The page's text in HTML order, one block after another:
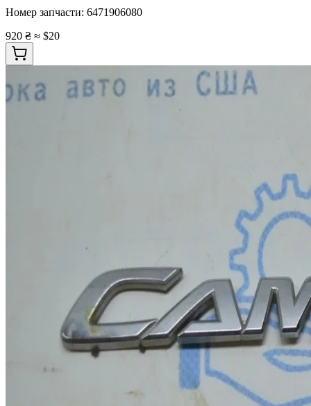
Номер запчасти: 6471906080
920 ₴ ≈ $20